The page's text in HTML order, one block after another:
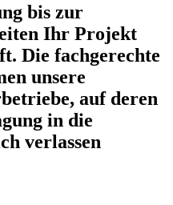
bis zur
Ihr Projekt
Die fachgerechte
unsere
auf deren
in die
verlassen